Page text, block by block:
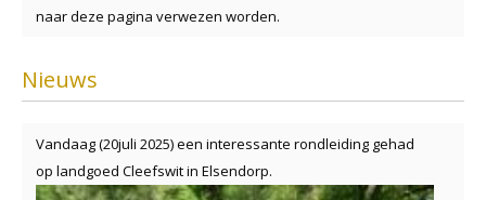
naar deze pagina verwezen worden.
Nieuws
Vandaag (20juli 2025) een interessante rondleiding gehad
op landgoed Cleefswit in Elsendorp.